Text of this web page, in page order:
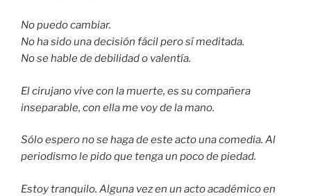
No puedo cambiar.
No ha sido una decisión fácil pero sí meditada.
No se hable de debilidad o valentía.
El cirujano vive con la muerte, es su compañera
inseparable, con ella me voy de la mano.
Sólo espero no se haga de este acto una comedia. Al
periodismo le pido que tenga un poco de piedad.
Estoy tranquilo. Alguna vez en un acto académico en